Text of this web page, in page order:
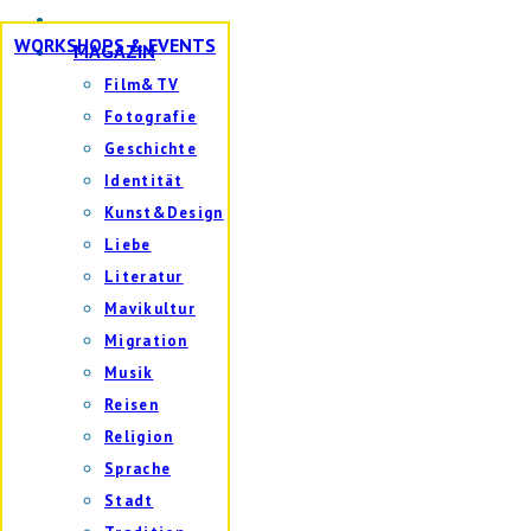
WORKSHOPS & EVENTS
MAGAZIN
Film&TV
Fotografie
Geschichte
Identität
Kunst&Design
Liebe
Literatur
Mavikultur
Migration
Musik
Reisen
Religion
Sprache
Stadt